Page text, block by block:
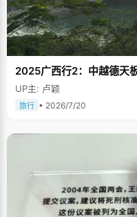
2025广西行2：中越德天
UP主: 卢颖
旅行 • 2026/7/20